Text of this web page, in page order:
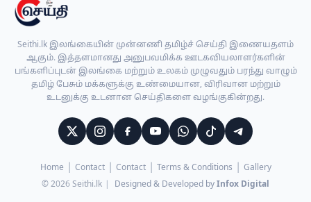
Seithi.lk இலங்கையின் முன்னணி தமிழ்ச் செய்தி இணையதளம்
ஆகும். இத்தளமானது அனுபவமிக்க ஊடகவியலாளர்களின்
பங்களிப்புடன் இலங்கை மற்றும் உலகம் முழுவதும் பரந்து வாழும்
தமிழ் பேசும் மக்களுக்கு உண்மையான, விரிவான மற்றும்
உடனுக்கு உடனான செய்திகளை வழங்குகின்றது.
Home Contact Contact Terms & Conditions
Gallery
© 2026 Seithi.lk
Designed & Developed by Infox Digital